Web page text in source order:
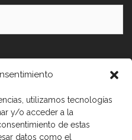
utilizamos tecnologías
y/o acceder a la
de estas
datos como el